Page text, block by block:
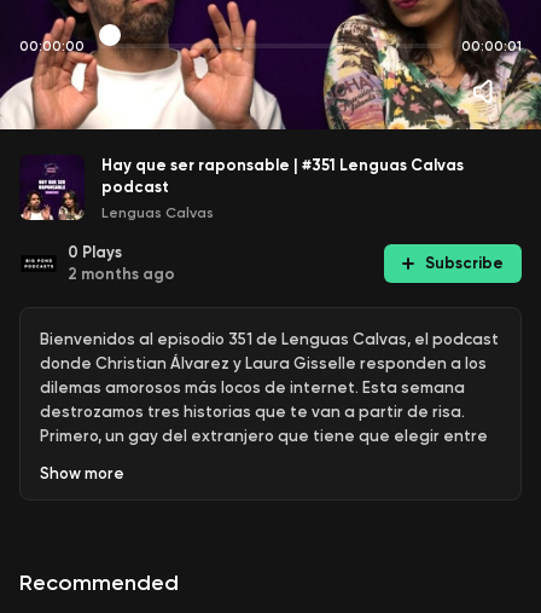
00:00:00 00:00:01
Hay que ser raponsable | #351 Lenguas Calvas
podcast
Lenguas Calvas
0 Plays
2 months ago
Subscribe
Bienvenidos al episodio 351 de Lenguas Calvas, el podcast
donde Christian Álvarez y Laura Gisselle responden a los
dilemas amorosos más locos de internet. Esta semana
destrozamos tres historias que te van a partir de risa.
Primero, un gay del extranjero que tiene que elegir entre
traumatizado, o el rubio de ojos hipnotizantes. ¿Quién
o ya lo superamos? Spoiler: les mostramos las fotos.
Show more
Recommended